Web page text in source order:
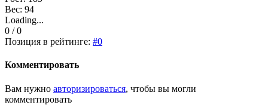
Вес: 94
Loading...
0 / 0
Позиция в рейтинге: #0
Комментировать
Вам нужно авторизироваться, чтобы вы могли
комментировать